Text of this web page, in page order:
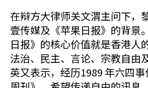
在辩方大律师关文渭主问下，
壹传媒及《苹果日报》的背景
日报》的核心价值就是香港人
法治、民主、言论、宗教自由
英又表示，经历1989 年六四